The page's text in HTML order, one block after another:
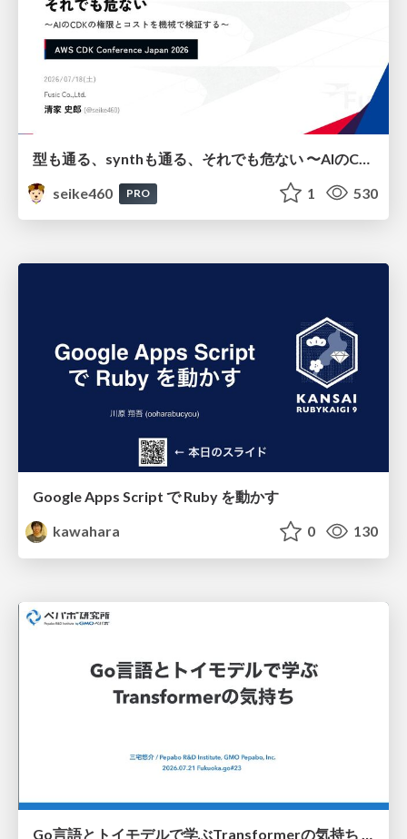
seike460
PRO 1 530
Google Apps Script で Ruby を動かす
kawahara
0 130
Go言語とトイモデルで学ぶTransformerの気持ち / fukuokago23-transformer